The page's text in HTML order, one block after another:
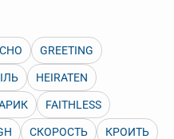
GREETING
HEIRATEN
FAITHLESS
СКОРОСТЬ КРОИТЬ